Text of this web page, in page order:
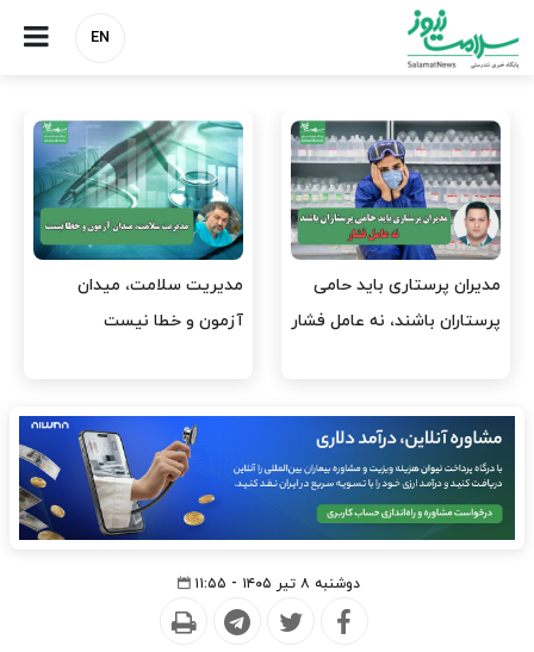
EN
وقت وزیر بهداشت باید صرف
افتتاح پروژه‌ها شود؟
واردات دارو و کالاهای اساسی
باید در اولویت تخصیص ارز
دوشنبه ۸ تیر ۱۴۰۵ - ۱۱:۵۵